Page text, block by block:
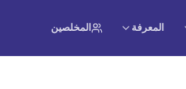
المعرفة المخلصين